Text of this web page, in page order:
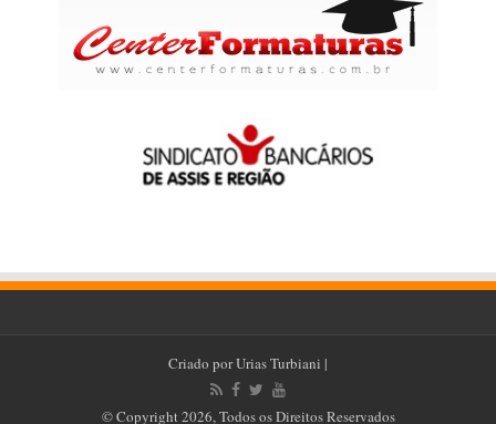
Criado porUrias Turbiani |
© Copyright 2026, Todos os Direitos Reservados